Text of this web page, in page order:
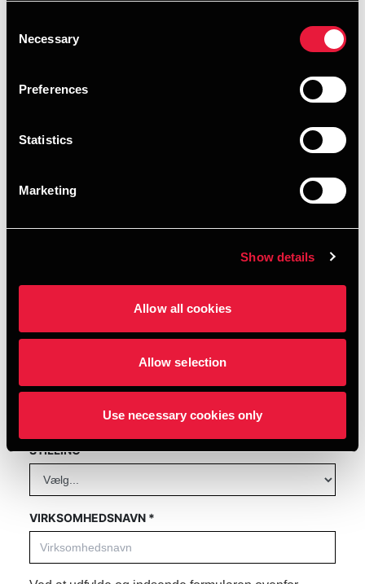
Selection
Necessary
Preferences
Statistics
Marketing
Show details
Allow all cookies
Allow selection
Use necessary cookies only
på dig
Udfyld formularen nedenfor for at
personalegoder 2026'
STILLING *
VIRKSOMHEDSNAVN *